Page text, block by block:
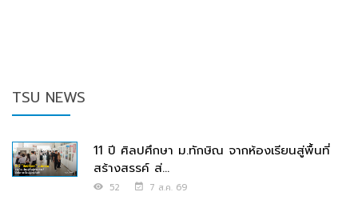
TSU NEWS
11 ปี ศิลปศึกษา ม.ทักษิณ จากห้องเรียนสู่พื้นที่
สร้างสรรค์ ส่...
52 7 ส.ค. 69